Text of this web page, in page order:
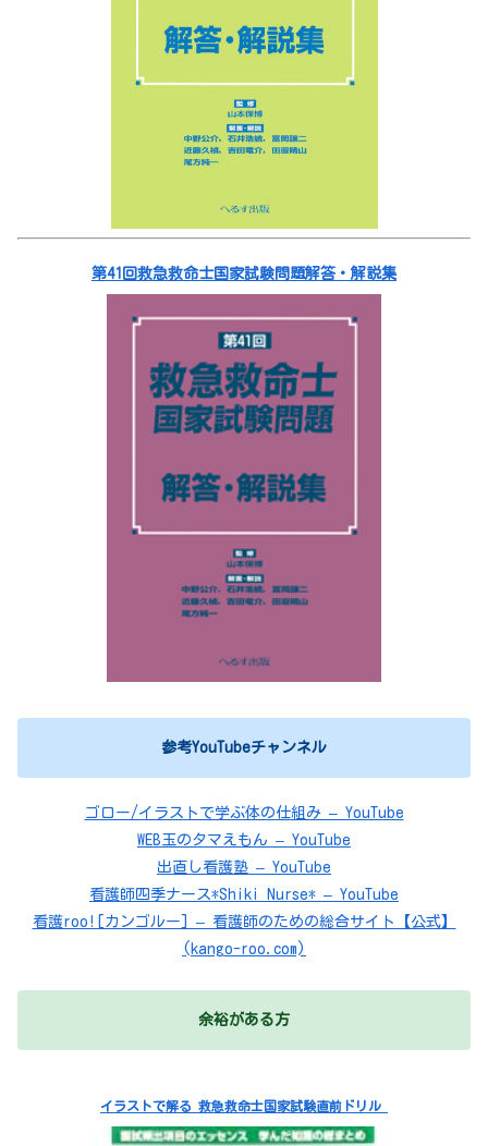
第41回救急救命士国家試験問題解答・解説集
参考YouTubeチャンネル
ゴロー/イラストで学ぶ体の仕組み – YouTube
WEB玉のタマえもん – YouTube
出直し看護塾 – YouTube
看護師四季ナース*Shiki Nurse* – YouTube
看護roo![カンゴルー] – 看護師のための総合サイト【公式】
(kango-roo.com)
余裕がある方
イラストで解る 救急救命士国家試験直前ドリル